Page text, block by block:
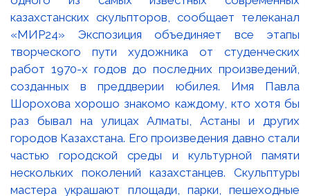
казахстанских скульпторов, сообщает телеканал
«МИР24» Экспозиция объединяет все этапы
творческого пути художника от студенческих
работ 1970-х годов до последних произведений,
созданных в преддверии юбилея. Имя Павла
Шорохова хорошо знакомо каждому, кто хотя бы
раз бывал на улицах Алматы, Астаны и других
городов Казахстана. Его произведения давно стали
частью городской среды и культурной памяти
нескольких поколений казахстанцев. Скульптуры
мастера украшают площади, парки, пешеходные